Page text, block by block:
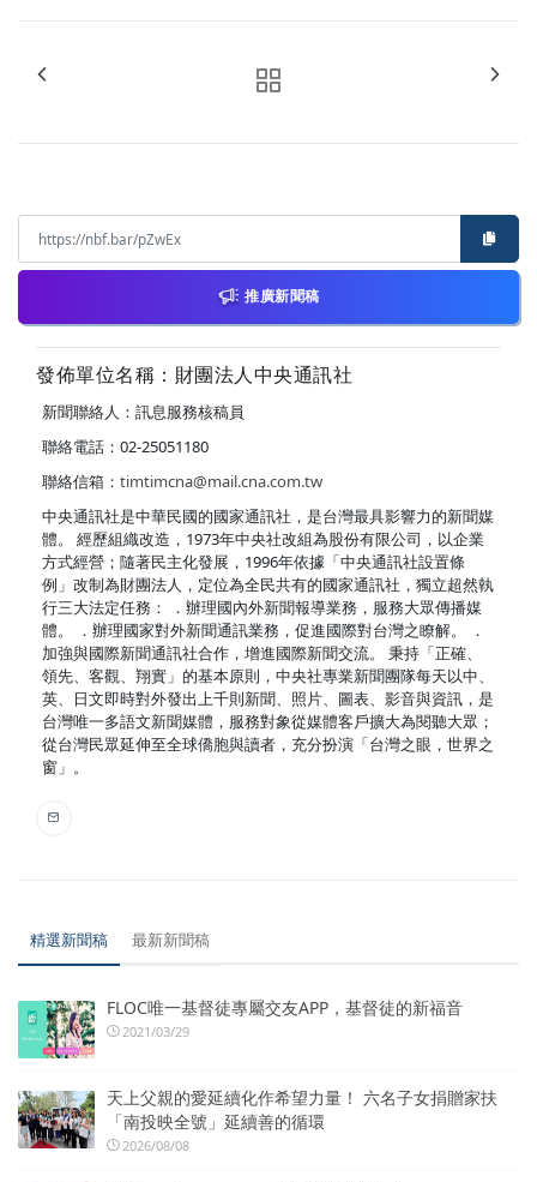
推廣新聞稿
發佈單位名稱：財團法人中央通訊社
新聞聯絡人：訊息服務核稿員
聯絡電話：02-25051180
聯絡信箱： timtimcna@mail.cna.com.tw
中央通訊社是中華民國的國家通訊社，是台灣最具影響力的新聞媒
體。 經歷組織改造，1973年中央社改組為股份有限公司，以企業
方式經營；隨著民主化發展，1996年依據「中央通訊社設置條
例」改制為財團法人，定位為全民共有的國家通訊社，獨立超然執
行三大法定任務： ．辦理國內外新聞報導業務，服務大眾傳播媒
體。 ．辦理國家對外新聞通訊業務，促進國際對台灣之瞭解。 ．
加強與國際新聞通訊社合作，增進國際新聞交流。 秉持「正確、
領先、客觀、翔實」的基本原則，中央社專業新聞團隊每天以中、
英、日文即時對外發出上千則新聞、照片、圖表、影音與資訊，是
台灣唯一多語文新聞媒體，服務對象從媒體客戶擴大為閱聽大眾；
從台灣民眾延伸至全球僑胞與讀者，充分扮演「台灣之眼，世界之
窗」。
精選新聞稿 最新新聞稿
FLOC唯一基督徒專屬交友APP，基督徒的新福音
2021/03/29
天上父親的愛延續化作希望力量！ 六名子女捐贈家扶
「南投映全號」延續善的循環
2026/08/08